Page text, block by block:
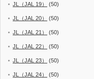
JL（JAL 19） (50)
JL（JAL 20） (50)
JL（JAL 21） (50)
JL（JAL 22） (50)
JL（JAL 23） (50)
JL（JAL 24） (50)